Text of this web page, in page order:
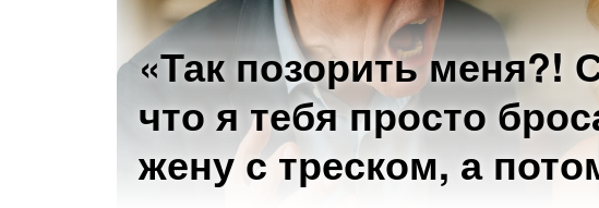
«Так позорить меня?!
что я тебя просто
жену с треском, а